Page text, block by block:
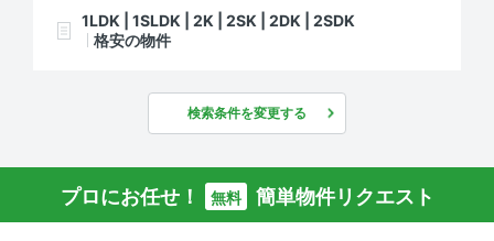
1LDK | 1SLDK | 2K | 2SK | 2DK | 2SDK
格安の物件
検索条件を変更する
プロにお任せ！ 無料 簡単物件リクエスト